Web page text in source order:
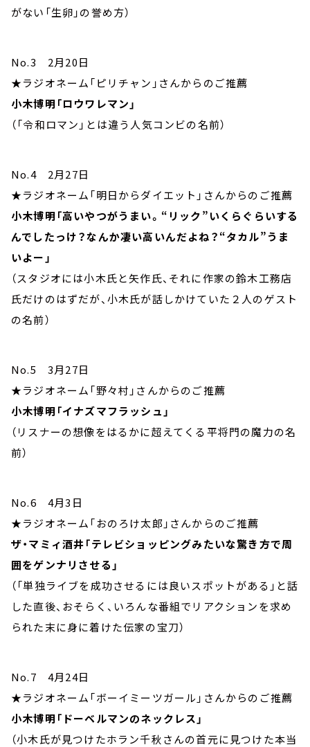
がない「生卵」の誉め方）
No.3 2月20日
★ラジオネーム「ピリチャン」さんからのご推薦
小木博明「ロウワレマン」
（「令和ロマン」とは違う人気コンビの名前）
No.4 2月27日
★ラジオネーム「明日からダイエット」さんからのご推薦
小木博明「高いやつがうまい。“リック”いくらぐらいする
んでしたっけ？なんか凄い高いんだよね？“タカル”うま
いよー」
（スタジオには小木氏と矢作氏、それに作家の鈴木工務店
氏だけのはずだが、小木氏が話しかけていた２人のゲスト
の名前）
No.5 3月27日
★ラジオネーム「野々村」さんからのご推薦
小木博明「イナズマフラッシュ」
（リスナーの想像をはるかに超えてくる平将門の魔力の名
前）
No.6 4月3日
★ラジオネーム「おのろけ太郎」さんからのご推薦
ザ・マミィ酒井「テレビショッピングみたいな驚き方で周
囲をゲンナリさせる」
（「単独ライブを成功させるには良いスポットがある」と話
した直後、おそらく、いろんな番組でリアクションを求め
られた末に身に着けた伝家の宝刀）
No.7 4月24日
★ラジオネーム「ボーイミーツガール」さんからのご推薦
小木博明「ドーベルマンのネックレス」
（小木氏が見つけたホラン千秋さんの首元に見つけた本当